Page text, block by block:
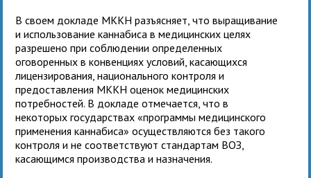
В своем докладе МККН разъясняет, что выращивание
и использование каннабиса в медицинских целях
разрешено при соблюдении определенных
оговоренных в конвенциях условий, касающихся
лицензирования, национального контроля и
предоставления МККН оценок медицинских
потребностей. В докладе отмечается, что в
некоторых государствах «программы медицинского
применения каннабиса» осуществляются без такого
контроля и не соответствуют стандартам ВОЗ,
касающимся производства и назначения.